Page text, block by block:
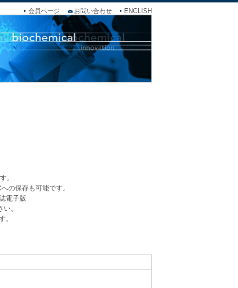
会員ページ お問い合わせ ENGLISH
。
の保存も可能です。
電子版
。
。